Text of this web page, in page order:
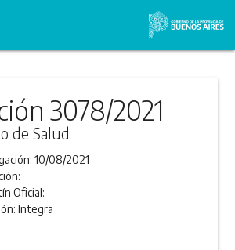
3078/2021
de Salud
10/08/2021
Oficial:
Integra